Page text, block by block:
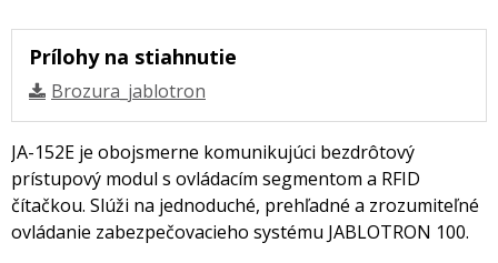
Prílohy na stiahnutie
Brozura_jablotron
JA-152E je obojsmerne komunikujúci bezdrôtový
prístupový modul s ovládacím segmentom a RFID
čítačkou. Slúži na jednoduché, prehľadné a zrozumiteľné
ovládanie zabezpečovacieho systému JABLOTRON 100.